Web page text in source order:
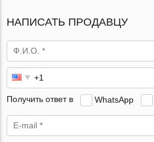
НАПИСАТЬ ПРОДАВЦУ
Получить ответ в WhatsApp